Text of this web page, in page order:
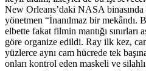
New Orleans’daki NASA
yönetmen “İnanılmaz bir
elbette fakat filmin mantığı sınırları
göre organize edildi. Ray ilk kez,
yüzlerce aynı cam hücrede tek
onları kontrol eden maskeli ve